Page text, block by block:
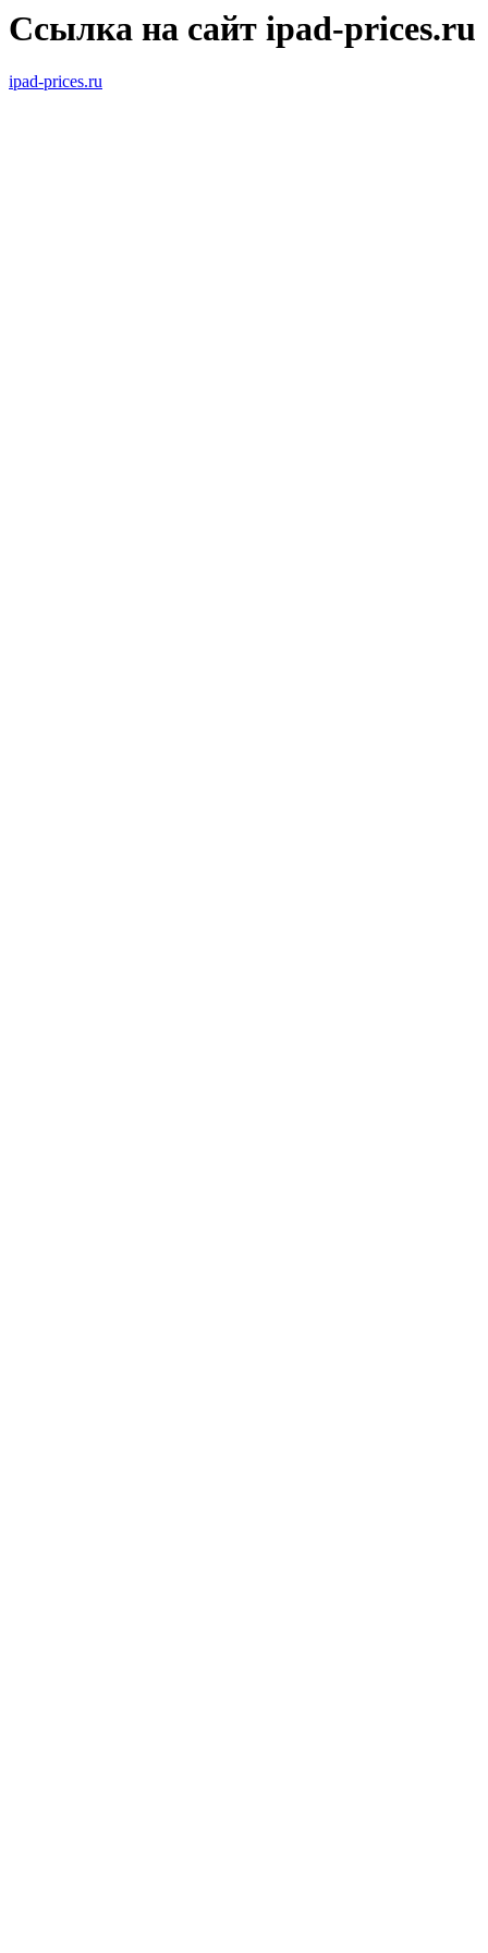
Ссылка на сайт ipad-prices.ru
ipad-prices.ru